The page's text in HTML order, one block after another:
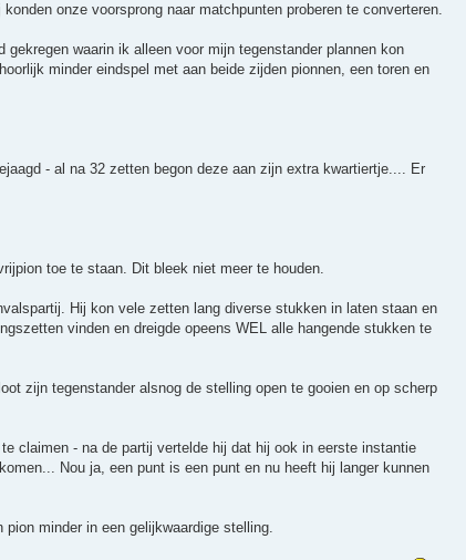
onze voorsprong naar matchpunten proberen te converteren.
waarin ik alleen voor mijn tegenstander plannen kon
minder eindspel met aan beide zijden pionnen, een toren en
- al na 32 zetten begon deze aan zijn extra kwartiertje.... Er
toe te staan. Dit bleek niet meer te houden.
Hij kon vele zetten lang diverse stukken in laten staan en
vinden en dreigde opeens WEL alle hangende stukken te
zijn tegenstander alsnog de stelling open te gooien en op scherp
claimen - na de partij vertelde hij dat hij ook in eerste instantie
Nou ja, een punt is een punt en nu heeft hij langer kunnen
minder in een gelijkwaardige stelling.